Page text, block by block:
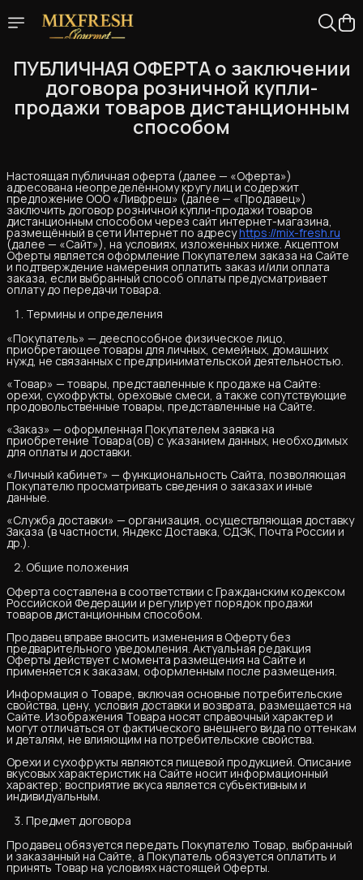
ПУБЛИЧНАЯ ОФЕРТА о заключении
договора розничной купли-
продажи товаров дистанционным
способом
Настоящая публичная оферта (далее — «Оферта»)
адресована неопределённому кругу лиц и содержит
предложение ООО «Ливфреш» (далее — «Продавец»)
заключить договор розничной купли-продажи товаров
дистанционным способом через сайт интернет-магазина,
размещённый в сети Интернет по адресуhttps://mix-fresh.ru
(далее — «Сайт»), на условиях, изложенных ниже. Акцептом
Оферты является оформление Покупателем заказа на Сайте
и подтверждение намерения оплатить заказ и/или оплата
заказа, если выбранный способ оплаты предусматривает
оплату до передачи товара.
Термины и определения
«Покупатель» — дееспособное физическое лицо,
приобретающее товары для личных, семейных, домашних
нужд, не связанных с предпринимательской деятельностью.
«Товар» — товары, представленные к продаже на Сайте:
орехи, сухофрукты, ореховые смеси, а также сопутствующие
продовольственные товары, представленные на Сайте.
«Заказ» — оформленная Покупателем заявка на
приобретение Товара(ов) с указанием данных, необходимых
для оплаты и доставки.
«Личный кабинет» — функциональность Сайта, позволяющая
Покупателю просматривать сведения о заказах и иные
данные.
«Служба доставки» — организация, осуществляющая доставку
Заказа (в частности, Яндекс Доставка, СДЭК, Почта России и
др.).
Общие положения
Оферта составлена в соответствии с Гражданским кодексом
Российской Федерации и регулирует порядок продажи
товаров дистанционным способом.
Продавец вправе вносить изменения в Оферту без
предварительного уведомления. Актуальная редакция
Оферты действует с момента размещения на Сайте и
применяется к заказам, оформленным после размещения.
Информация о Товаре, включая основные потребительские
свойства, цену, условия доставки и возврата, размещается на
Сайте. Изображения Товара носят справочный характер и
могут отличаться от фактического внешнего вида по оттенкам
и деталям, не влияющим на потребительские свойства.
Орехи и сухофрукты являются пищевой продукцией. Описание
вкусовых характеристик на Сайте носит информационный
характер; восприятие вкуса является субъективным и
индивидуальным.
Предмет договора
Продавец обязуется передать Покупателю Товар, выбранный
и заказанный на Сайте, а Покупатель обязуется оплатить и
принять Товар на условиях настоящей Оферты.